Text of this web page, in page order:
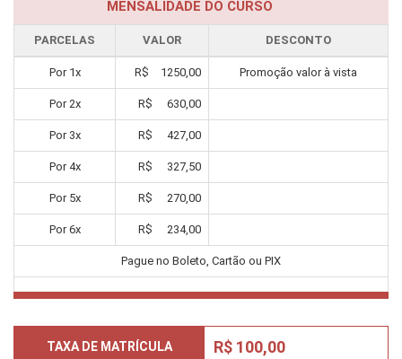
MENSALIDADE DO CURSO
PARCELAS VALOR DESCONTO
Por 1x R$ 1250,00 Promoção valor à vista
Por2x R$ 630,00
Por 3x R$ 427,00
Por4x R$ 327,50
Por 5x R$ 270,00
Por6x R$ 234,00
Pague no Boleto, Cartão ou PIX
TAXA DE MATRÍCULA R$ 100,00